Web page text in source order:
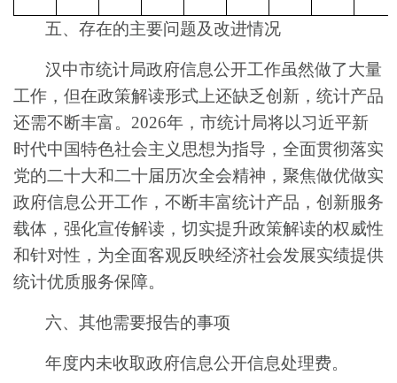
五、存在的主要问题及改进情况
汉中市统计局政府信息公开工作虽然做了大量
工作 ，但在政策解读形式 上还缺乏创新 ， 统计产品
还需不断丰富。 2026年， 市统计局将以习近平新
时代中国特色社会主义思想为指导，全面贯彻落实
党的二十大和二十届历次全会精神， 聚焦做优做实
政府信息公开工作 ， 不断丰富统计产品，创新服务
载体，强化宣传解读，切实提升政策解读的权威性
和针对性 ，为全面客观反映经济社会发展实绩提供
统计优质服务保障。
六、其他需要报告的事项
年度内未收取政府信息公开信息处理费。